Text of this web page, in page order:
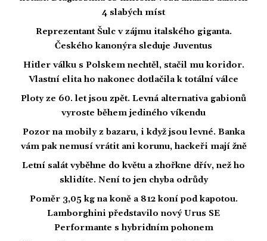
4 slabých míst
Reprezentant Šulc v zájmu italského giganta.
Českého kanonýra sleduje Juventus
Hitler válku s Polskem nechtěl, stačil mu koridor.
Vlastní elita ho nakonec dotlačila k totální válce
Ploty ze 60. let jsou zpět. Levná alternativa gabionů
vyroste během jediného víkendu
Pozor na mobily z bazaru, i když jsou levné. Banka
vám pak nemusí vrátit ani korunu, hackeři mají žně
Letní salát vyběhne do květu a zhořkne dřív, než ho
sklidíte. Není to jen chyba odrůdy
Poměr 3,05 kg na koně a 812 koní pod kapotou.
Lamborghini představilo nový Urus SE
Performante s hybridním pohonem